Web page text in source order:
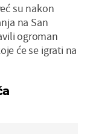
su nakon
na San
ogroman
će se igrati na